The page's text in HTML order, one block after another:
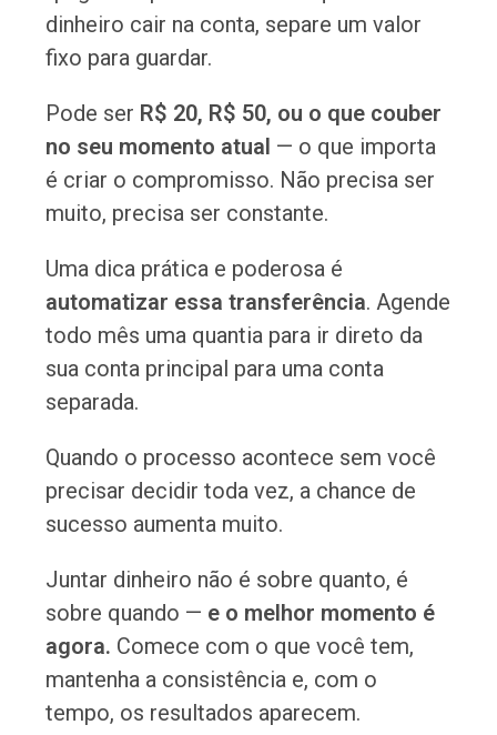
dinheiro cair na conta, separe um valor
fixo para guardar.
Pode ser R$ 20, R$ 50, ou o que couber
no seu momento atual — o que importa
é criar o compromisso. Não precisa ser
muito, precisa ser constante.
Uma dica prática e poderosa é
automatizar essa transferência. Agende
todo mês uma quantia para ir direto da
sua conta principal para uma conta
separada.
Quando o processo acontece sem você
precisar decidir toda vez, a chance de
sucesso aumenta muito.
Juntar dinheiro não é sobre quanto, é
sobre quando — e o melhor momento é
agora. Comece com o que você tem,
mantenha a consistência e, com o
tempo, os resultados aparecem.